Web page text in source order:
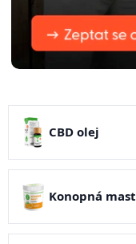
CBD olej
Konopná mast